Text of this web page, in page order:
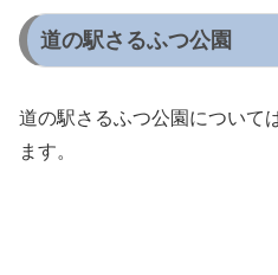
道の駅さるふつ公園
道の駅さるふつ公園について
ます。